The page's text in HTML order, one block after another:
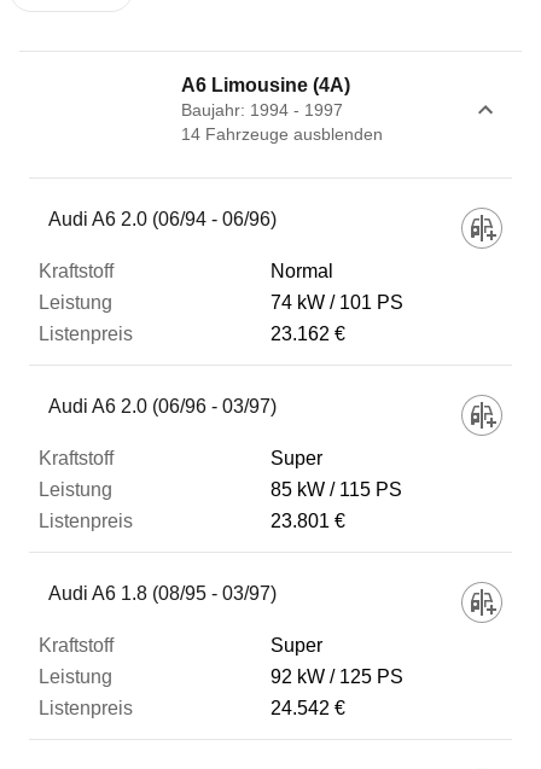
A6 Limousine (4A)
Baujahr: 1994 - 1997
14 Fahrzeuge ausblenden
Fahrzeug
Kraftstoff
Leistung
Listenpreis
Zum Vergleich hinzufügen
Audi A6 2.0 (06/94 - 06/96)
Normal
74 kW
101 PS
23.162 €
Audi A6 2.0 (06/96 - 03/97)
Super
85 kW
115 PS
23.801 €
Audi A6 1.8 (08/95 - 03/97)
Super
92 kW
125 PS
24.542 €